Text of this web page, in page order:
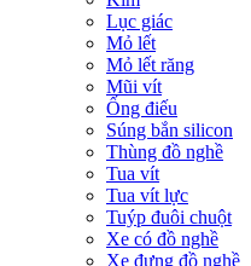
Lục giác
Mỏ lết
Mỏ lết răng
Mũi vít
Ống điếu
Súng bắn silicon
Thùng đồ nghề
Tua vít
Tua vít lực
Tuýp đuôi chuột
Xe có đồ nghề
Xe đựng đồ nghề